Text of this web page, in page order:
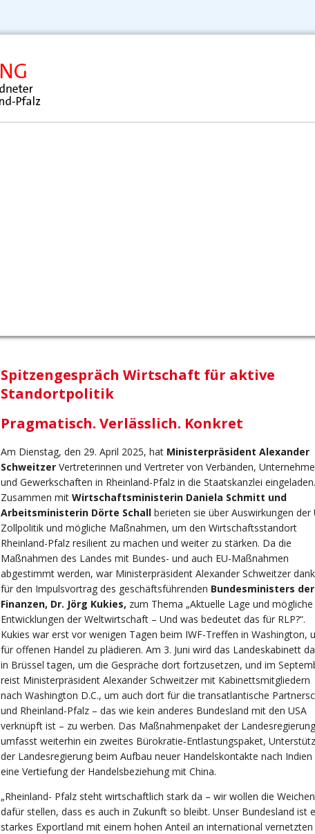
Spitzengespräch Wirtschaft für aktive
Standortpolitik
Pragmatisch. Verlässlich. Konkret
Am Dienstag, den 29. April 2025, hat Ministerpräsident Alexander
Schweitzer Vertreterinnen und Vertreter von Verbänden,
und Gewerkschaften in Rheinland-Pfalz in die Staatskanzlei eingeladen.
Zusammen mit Wirtschaftsministerin Daniela Schmitt und
Arbeitsministerin Dörte Schall berieten sie über Auswirkungen der
Zollpolitik und mögliche Maßnahmen, um den Wirtschaftsstandort
Rheinland-Pfalz resilient zu machen und weiter zu stärken. Da die
Maßnahmen des Landes mit Bundes- und auch EU-Maßnahmen
abgestimmt werden, war Ministerpräsident Alexander Schweitzer
für den Impulsvortrag des geschäftsführenden Bundesministers der
Finanzen, Dr. Jörg Kukies, zum Thema „Aktuelle Lage und mögliche
Entwicklungen der Weltwirtschaft – Und was bedeutet das für RLP?“.
Kukies war erst vor wenigen Tagen beim IWF-Treffen in Washington,
für offenen Handel zu plädieren. Am 3. Juni wird das Landeskabinett
in Brüssel tagen, um die Gespräche dort fortzusetzen, und im
reist Ministerpräsident Alexander Schweitzer mit Kabinettsmitgliedern
nach Washington D.C., um auch dort für die transatlantische
und Rheinland-Pfalz – das wie kein anderes Bundesland mit den USA
verknüpft ist – zu werben. Das Maßnahmenpaket der Landesregierung
umfasst weiterhin ein zweites Bürokratie‑Entlastungspaket,
der Landesregierung beim Aufbau neuer Handelskontakte nach Indien
eine Vertiefung der Handelsbeziehung mit China.
„Rheinland- Pfalz steht wirtschaftlich stark da – wir wollen die Weichen
dafür stellen, dass es auch in Zukunft so bleibt. Unser Bundesland ist
starkes Exportland mit einem hohen Anteil an international vernetzten